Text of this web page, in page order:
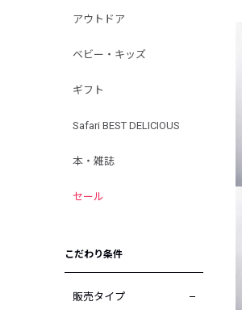
アウトドア
ベビー・キッズ
ギフト
Safari BEST DELICIOUS
本・雑誌
セール
こだわり条件
販売タイプ